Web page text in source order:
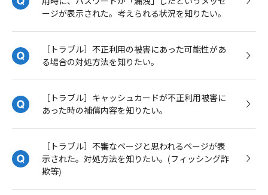
ージが表示された。考えられる状況を知りたい。
［トラブル］不正利用の被害にあった可能性があ
る場合の対処方法を知りたい。
［トラブル］キャッシュカードが不正利用被害に
あった時の補償内容を知りたい。
［トラブル］不審なページと思われるページが表
示された。対処方法を知りたい。(フィッシング詐
欺等)